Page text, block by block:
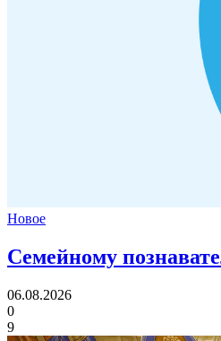
Новое
Семейному
06.08.2026
0
9